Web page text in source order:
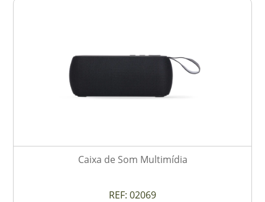
Caixa de Som Multimídia
REF: 02069